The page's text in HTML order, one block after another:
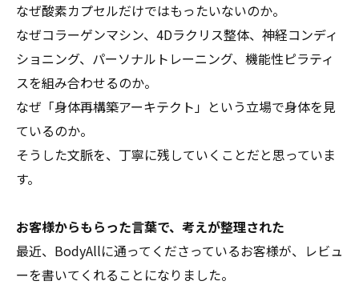
なぜ酸素カプセルだけではもったいないのか。
なぜコラーゲンマシン、4Dラクリス整体、神経コンディ
ショニング、パーソナルトレーニング、機能性ピラティ
スを組み合わせるのか。
なぜ「身体再構築アーキテクト」という立場で身体を見
ているのか。
そうした文脈を、丁寧に残していくことだと思っていま
す。
お客様からもらった言葉で、考えが整理された
最近、BodyAllに通ってくださっているお客様が、レビュ
ーを書いてくれることになりました。